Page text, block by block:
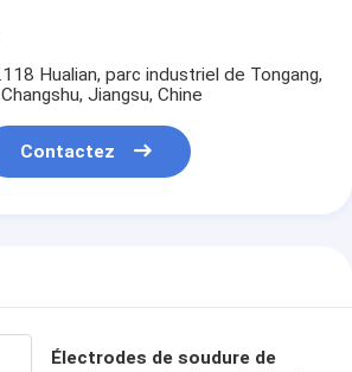
Hualian, parc industriel de Tongang,
Jiangsu, Chine
Contactez
Électrodes de soudure de